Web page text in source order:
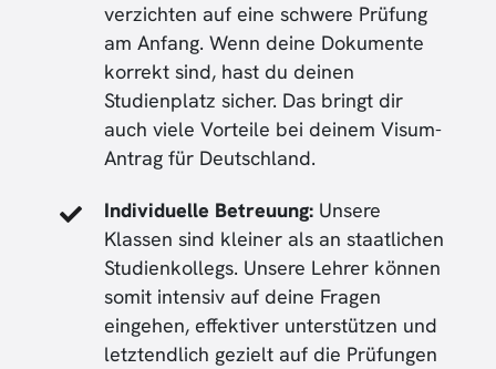
verzichten auf eine schwere Prüfung
am Anfang. Wenn deine Dokumente
korrekt sind, hast du deinen
Studienplatz sicher. Das bringt dir
auch viele Vorteile bei deinem Visum-
Antrag für Deutschland.
Individuelle Betreuung: Unsere
Klassen sind kleiner als an staatlichen
Studienkollegs. Unsere Lehrer können
somit intensiv auf deine Fragen
eingehen, effektiver unterstützen und
letztendlich gezielt auf die Prüfungen